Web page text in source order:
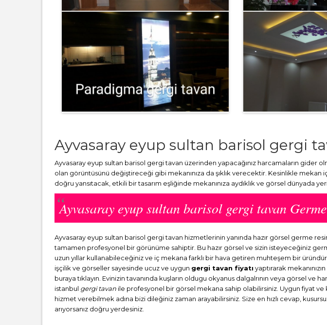
Ayvasaray eyup sultan barisol gergi
Ayvasaray eyup sultan barisol gergi tavan üzerinden yapacağınız harcamaların gider
olan görüntüsünü değiştireceği gibi mekanınıza da şıklık verecektir. Kesinlikle
doğru yansıtacak, etkili bir tasarım eşliğinde mekanınıza aydıklık ve görsel dünyada
Ayvasaray eyup sultan barisol gergi tavan
Ayvasaray eyup sultan barisol gergi tavan hizmetlerinin yanında hazır görsel germe
tamamen profesyonel bir görünüme sahiptir. Bu hazır görsel ve sizin isteyeceğiniz
uzun yıllar kullanabileceğiniz ve iç mekana farklı bir hava getiren muhteşem bir
işçilik ve görseller sayesinde ucuz ve uygun gergi tavan fiyatı yaptırarak
buraya tıklayın. Evinizin tavanında kuşların oldugu okyanus dalgalrının veya görsel
istanbul gergi tavan ile profesyonel bir görsel mekana sahip olabilirsiniz. Uygun fiyat ve
hizmet verebilmek adına bizi dileğiniz zaman arayabilirsiniz. Size en hızlı cevap,
arıyorsanız doğru yerdesiniz.